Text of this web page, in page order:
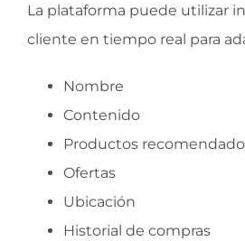
La plataforma puede utilizar
cliente en tiempo real para
Nombre
Contenido
Productos
Ofertas
Ubicación
Historial de compras